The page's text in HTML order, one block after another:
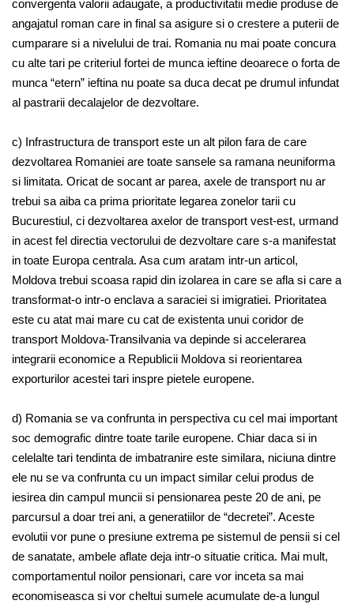
convergenta valorii adaugate, a productivitatii medie produse de
angajatul roman care in final sa asigure si o crestere a puterii de
cumparare si a nivelului de trai. Romania nu mai poate concura
cu alte tari pe criteriul fortei de munca ieftine deoarece o forta de
munca “etern” ieftina nu poate sa duca decat pe drumul infundat
al pastrarii decalajelor de dezvoltare.
c) Infrastructura de transport este un alt pilon fara de care
dezvoltarea Romaniei are toate sansele sa ramana neuniforma
si limitata. Oricat de socant ar parea, axele de transport nu ar
trebui sa aiba ca prima prioritate legarea zonelor tarii cu
Bucurestiul, ci dezvoltarea axelor de transport vest-est, urmand
in acest fel directia vectorului de dezvoltare care s-a manifestat
in toate Europa centrala. Asa cum aratam intr-un articol,
Moldova trebui scoasa rapid din izolarea in care se afla si care a
transformat-o intr-o enclava a saraciei si imigratiei. Prioritatea
este cu atat mai mare cu cat de existenta unui coridor de
transport Moldova-Transilvania va depinde si accelerarea
integrarii economice a Republicii Moldova si reorientarea
exporturilor acestei tari inspre pietele europene.
d) Romania se va confrunta in perspectiva cu cel mai important
soc demografic dintre toate tarile europene. Chiar daca si in
celelalte tari tendinta de imbatranire este similara, niciuna dintre
ele nu se va confrunta cu un impact similar celui produs de
iesirea din campul muncii si pensionarea peste 20 de ani, pe
parcursul a doar trei ani, a generatiilor de “decretei”. Aceste
evolutii vor pune o presiune extrema pe sistemul de pensii si cel
de sanatate, ambele aflate deja intr-o situatie critica. Mai mult,
comportamentul noilor pensionari, care vor inceta sa mai
economiseasca si vor cheltui sumele acumulate de-a lungul